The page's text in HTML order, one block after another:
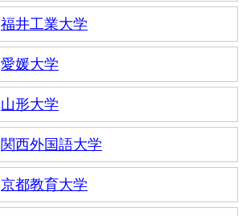
福井工業大学
愛媛大学
山形大学
関西外国語大学
京都教育大学